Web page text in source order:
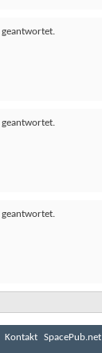
geantwortet.
geantwortet.
geantwortet.
Kontakt SpacePub.net